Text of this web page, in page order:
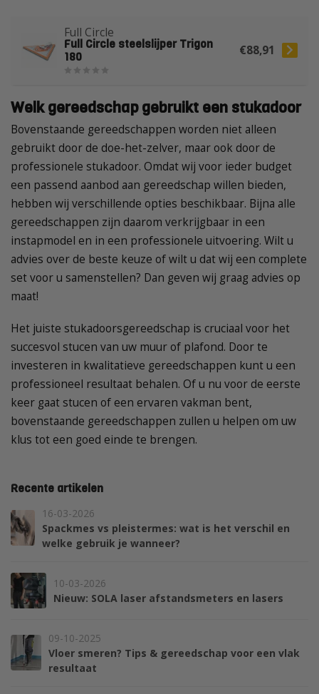
Full Circle
Full Circle steelslijper Trigon
180
€88,91
Welk gereedschap gebruikt een stukadoor
Bovenstaande gereedschappen worden niet alleen
gebruikt door de doe-het-zelver, maar ook door de
professionele stukadoor. Omdat wij voor ieder budget
een passend aanbod aan gereedschap willen bieden,
hebben wij verschillende opties beschikbaar. Bijna alle
gereedschappen zijn daarom verkrijgbaar in een
instapmodel en in een professionele uitvoering. Wilt u
advies over de beste keuze of wilt u dat wij een complete
set voor u samenstellen? Dan geven wij graag advies op
maat!
Het juiste stukadoorsgereedschap is cruciaal voor het
succesvol stucen van uw muur of plafond. Door te
investeren in kwalitatieve gereedschappen kunt u een
professioneel resultaat behalen. Of u nu voor de eerste
keer gaat stucen of een ervaren vakman bent,
bovenstaande gereedschappen zullen u helpen om uw
klus tot een goed einde te brengen.
Recente artikelen
16-03-2026
Spackmes vs pleistermes: wat is het verschil en
welke gebruik je wanneer?
10-03-2026
Nieuw: SOLA laser afstandsmeters en lasers
09-10-2025
Vloer smeren? Tips & gereedschap voor een vlak
resultaat